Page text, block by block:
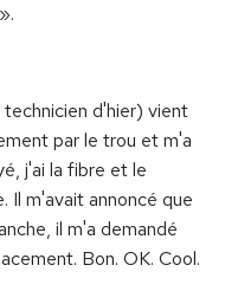
d'hier) vient
par le trou et m'a
j'ai la fibre et le
Il m'avait annoncé que
il m'a demandé
Bon. OK. Cool.